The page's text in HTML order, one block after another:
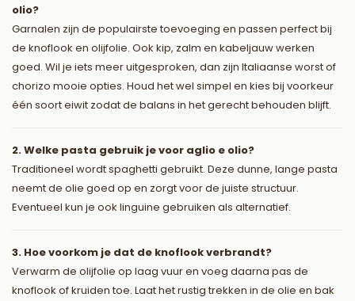
olio?
Garnalen zijn de populairste toevoeging en passen perfect bij
de knoflook en olijfolie. Ook kip, zalm en kabeljauw werken
goed. Wil je iets meer uitgesproken, dan zijn Italiaanse worst of
chorizo mooie opties. Houd het wel simpel en kies bij voorkeur
één soort eiwit zodat de balans in het gerecht behouden blijft.
2. Welke pasta gebruik je voor aglio e olio?
Traditioneel wordt spaghetti gebruikt. Deze dunne, lange pasta
neemt de olie goed op en zorgt voor de juiste structuur.
Eventueel kun je ook linguine gebruiken als alternatief.
3. Hoe voorkom je dat de knoflook verbrandt?
Verwarm de olijfolie op laag vuur en voeg daarna pas de
knoflook of kruiden toe. Laat het rustig trekken in de olie en bak